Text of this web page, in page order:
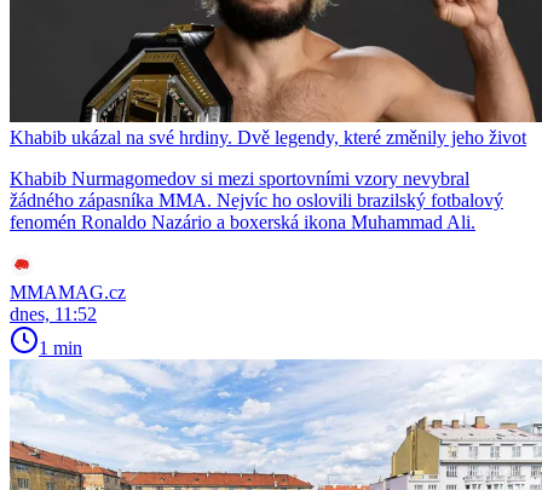
Khabib ukázal na své hrdiny. Dvě legendy, které změnily jeho život
Khabib Nurmagomedov si mezi sportovními vzory nevybral
žádného zápasníka MMA. Nejvíc ho oslovili brazilský fotbalový
fenomén Ronaldo Nazário a boxerská ikona Muhammad Ali.
MMAMAG.cz
dnes, 11:52
1 min